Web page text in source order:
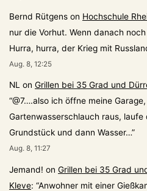
Bernd Rütgens on Hochschule
nur die Vorhut. Wenn danach
Hurra, hurra, der Krieg mit
Aug. 8, 12:25
NL on Grillen bei 35 Grad und
“@7….also ich öffne meine
Gartenwasserschlauch raus,
Grundstück und dann Wasser…”
Aug. 8, 11:27
Jemand! on Grillen bei 35 Grad
Kleve: “Anwohner mit einer